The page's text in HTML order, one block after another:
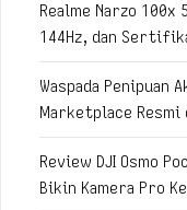
Realme Narzo
144Hz, dan
Waspada Penipuan
Marketplace Resmi
Review DJI Osmo
Bikin Kamera Pro